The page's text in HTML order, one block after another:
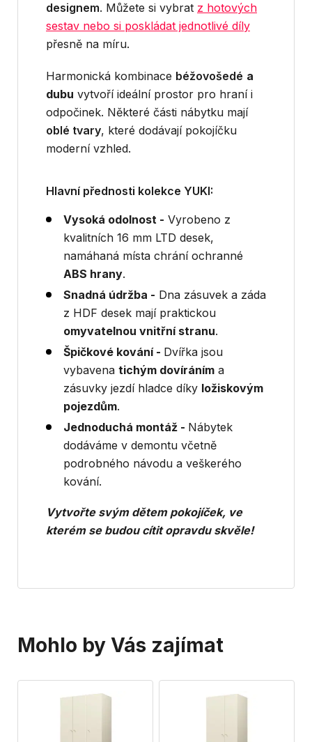
designem. Můžete si vybrat z hotových
sestav nebo si poskládat jednotlivé díly
přesně na míru.
Harmonická kombinace béžovošedé a
dubu vytvoří ideální prostor pro hraní i
odpočinek. Některé části nábytku mají
oblé tvary, které dodávají pokojíčku
moderní vzhled.
Hlavní přednosti kolekce YUKI:
Vysoká odolnost - Vyrobeno z
kvalitních 16 mm LTD desek,
namáhaná místa chrání ochranné
ABS hrany.
Snadná údržba - Dna zásuvek a záda
z HDF desek mají praktickou
omyvatelnou vnitřní stranu.
Špičkové kování - Dvířka jsou
vybavena tichým dovíráním a
zásuvky jezdí hladce díky ložiskovým
pojezdům.
Jednoduchá montáž - Nábytek
dodáváme v demontu včetně
podrobného návodu a veškerého
kování.
Vytvořte svým dětem pokojíček, ve
kterém se budou cítit opravdu skvěle!
Mohlo by Vás zajímat